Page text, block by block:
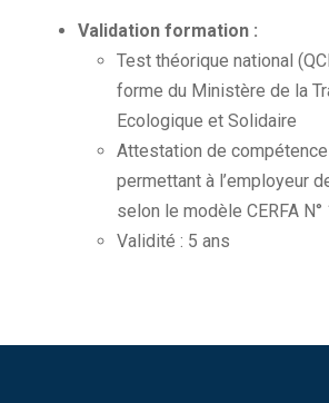
Validation formation :
Test théorique national
forme du Ministère de la
Ecologique et Solidaire
Attestation de
permettant à l’employeur
selon le modèle CERFA
Validité : 5 ans